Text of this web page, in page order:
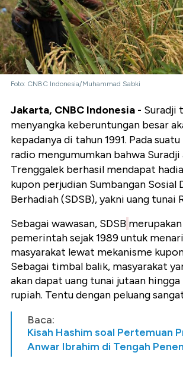
Foto: CNBC Indonesia/Muhammad Sabki
Jakarta, CNBC Indonesia - Suradji
menyangka keberuntungan besar
kepadanya di tahun 1991. Pada
radio mengumumkan bahwa Suradji
Trenggalek berhasil mendapat
kupon perjudian Sumbangan Sosial
Berhadiah (SDSB), yakni uang tunai
Sebagai wawasan, SDSB
pemerintah sejak 1989 untuk
masyarakat lewat mekanisme
Sebagai timbal balik, masyarakat
akan dapat uang tunai jutaan
rupiah. Tentu dengan peluang
Baca:
Kisah Hashim soal Pertemuan
Anwar Ibrahim di Tengah